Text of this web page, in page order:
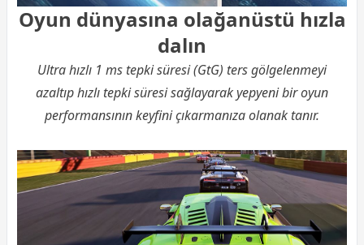
Oyun dünyasına olağanüstü hızla
dalın
Ultra hızlı 1 ms tepki süresi (GtG) ters gölgelenmeyi
azaltıp hızlı tepki süresi sağlayarak yepyeni bir oyun
performansının keyfini çıkarmanıza olanak tanır.